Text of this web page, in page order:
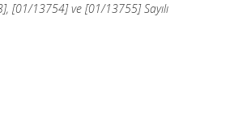
13754] ve [01/13755] Sayılı